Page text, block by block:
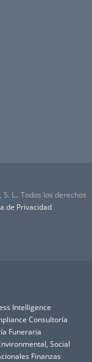
L.. Todos los derechos
de Privacidad
Intelligence
Consultoría
Funeraria
Social
Finanzas